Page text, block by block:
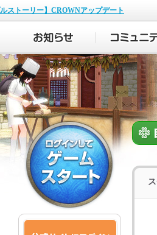
ルストーリー】CROWNアップデート